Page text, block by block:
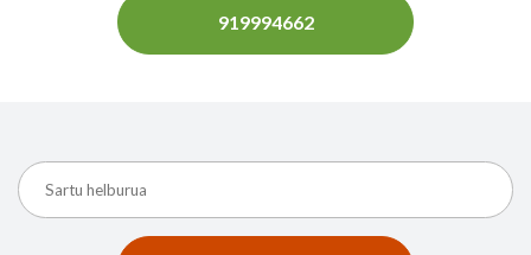
919994662